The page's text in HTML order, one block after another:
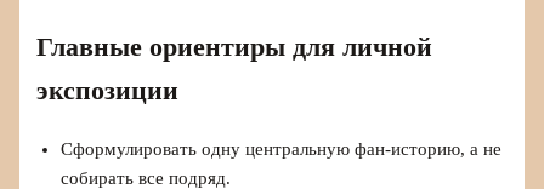
Главные ориентиры для личной
экспозиции
Сформулировать одну центральную фан-историю, а не
собирать все подряд.